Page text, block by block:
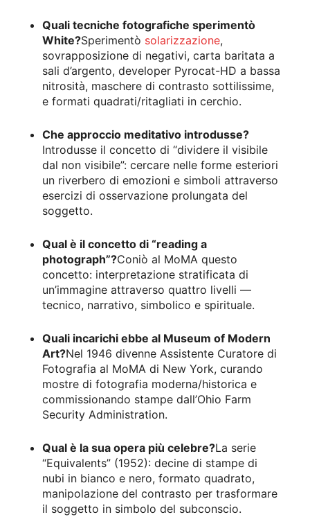
Quali tecniche fotografiche sperimentò
White?Sperimentò solarizzazione,
sovrapposizione di negativi, carta baritata a
sali d’argento, developer Pyrocat-HD a bassa
nitrosità, maschere di contrasto sottilissime,
e formati quadrati/ritagliati in cerchio.
Che approccio meditativo introdusse?
Introdusse il concetto di “dividere il visibile
dal non visibile”: cercare nelle forme esteriori
un riverbero di emozioni e simboli attraverso
esercizi di osservazione prolungata del
soggetto.
Qual è il concetto di “reading a
photograph”?Coniò al MoMA questo
concetto: interpretazione stratificata di
un’immagine attraverso quattro livelli —
tecnico, narrativo, simbolico e spirituale.
Quali incarichi ebbe al Museum of Modern
Art?Nel 1946 divenne Assistente Curatore di
Fotografia al MoMA di New York, curando
mostre di fotografia moderna/historica e
commissionando stampe dall’Ohio Farm
Security Administration.
Qual è la sua opera più celebre?La serie
“Equivalents” (1952): decine di stampe di
nubi in bianco e nero, formato quadrato,
manipolazione del contrasto per trasformare
il soggetto in simbolo del subconscio.